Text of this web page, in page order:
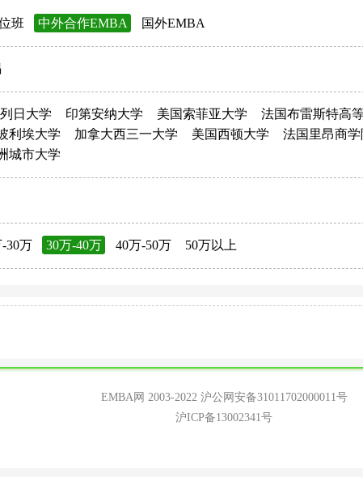
班 中外合作EMBA 国外EMBA
日大学 印第安纳大学 美国索菲亚大学 法国布雷斯特高
利埃大学 加拿大西三一大学 美国西顿大学 法国里昂商学
城市大学
-30万 30万-40万 40万-50万 50万以上
EMBA网 2003-2022 沪公网安备31011702000011号
沪ICP备13002341号